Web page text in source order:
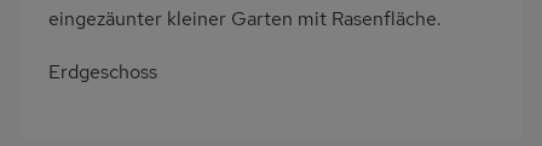
eingezäunter kleiner Garten mit Rasenfläche.
Erdgeschoss